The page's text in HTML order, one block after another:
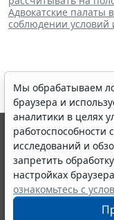
Адвокатские палаты
соблюдении условий
Мы обрабатываем
браузера и
аналитики в целях
работоспособности
исследований и
запретить
настройках
ознакомьтесь с
© ООО "НПП
выпускается с 1990
являются
информации ГАРАНТ.
Портал ГАРАНТ.РУ
издания